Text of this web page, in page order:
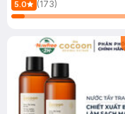
5.0
(173)